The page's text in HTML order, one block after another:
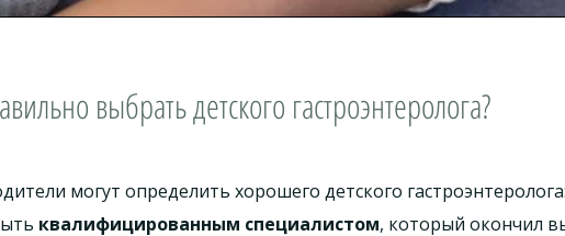
выбрать детского гастроэнтеролога?
могут определить хорошего детского гастроэнтеролога:
квалифицированным специалистом, который окончил